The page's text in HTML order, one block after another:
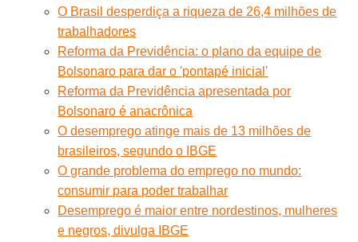
O Brasil desperdiça a riqueza de 26,4 milhões de
trabalhadores
Reforma da Previdência: o plano da equipe de
Bolsonaro para dar o 'pontapé inicial'
Reforma da Previdência apresentada por
Bolsonaro é anacrônica
O desemprego atinge mais de 13 milhões de
brasileiros, segundo o IBGE
O grande problema do emprego no mundo:
consumir para poder trabalhar
Desemprego é maior entre nordestinos, mulheres
e negros, divulga IBGE